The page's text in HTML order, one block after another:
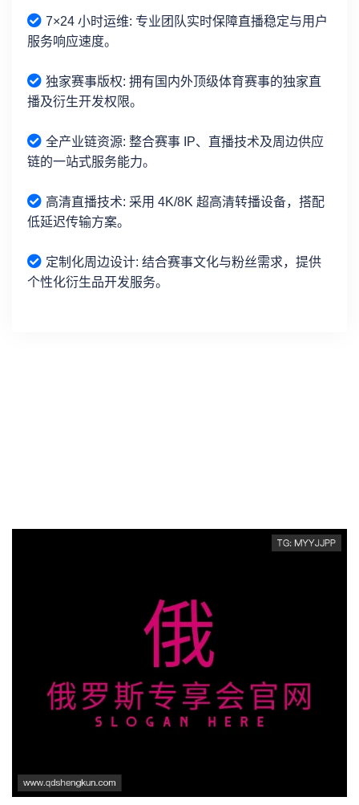
7×24 小时运维: 专业团队实时保障直播稳定与用户
服务响应速度。
独家赛事版权: 拥有国内外顶级体育赛事的独家直
播及衍生开发权限。
全产业链资源: 整合赛事 IP、直播技术及周边供应
链的一站式服务能力。
高清直播技术: 采用 4K/8K 超高清转播设备，搭配
低延迟传输方案。
定制化周边设计: 结合赛事文化与粉丝需求，提供
个性化衍生品开发服务。